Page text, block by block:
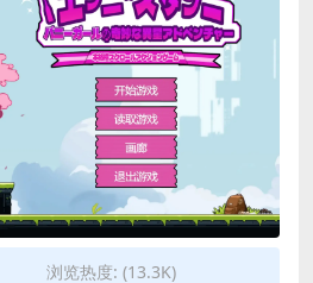
浏览热度: (13.3K)